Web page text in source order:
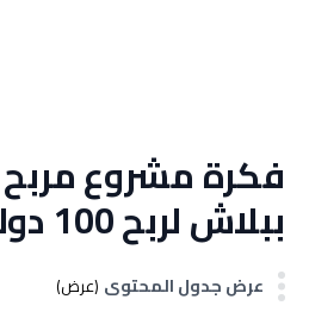
فكرة مشروع
ببلاش لربح 100 دولار
عرض جدول المحتوى (عرض)